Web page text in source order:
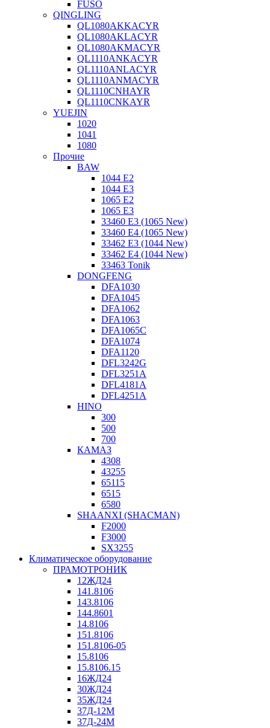
FUSO
QINGLING
QL1080AKKACYR
QL1080AKLACYR
QL1080AKMACYR
QL1110ANKACYR
QL1110ANLACYR
QL1110ANMACYR
QL1110CNHAYR
QL1110CNKAYR
YUEJIN
1020
1041
1080
Прочие
BAW
1044 E2
1044 E3
1065 E2
1065 E3
33460 E3 (1065 New)
33460 E4 (1065 New)
33462 E3 (1044 New)
33462 E4 (1044 New)
33463 Tonik
DONGFENG
DFA1030
DFA1045
DFA1062
DFA1063
DFA1065C
DFA1074
DFA1120
DFL3242G
DFL3251A
DFL4181A
DFL4251A
HINO
300
500
700
КАМАЗ
4308
43255
65115
6515
6580
SHAANXI (SHACMAN)
F2000
F3000
SX3255
Климатическое оборудование
ПРАМОТРОНИК
12ЖД24
141.8106
143.8106
144.8601
14.8106
151.8106
151.8106-05
15.8106
15.8106.15
16ЖД24
30ЖД24
35ЖД24
37Д-12М
37Д-24М